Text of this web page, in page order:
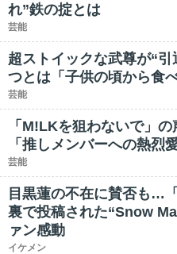
れ”鉄の掟とは
芸能
超ストイックな武尊が“
つとは「子供の頃から食
芸能
「M!LKを狙わないで」
「推しメンバーへの熱烈
芸能
目黒蓮の不在に賛否も…
裏で投稿された“Snow
ァン感動
イケメン